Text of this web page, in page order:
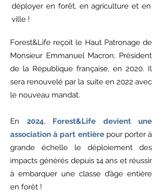
déployer en forêt, en agriculture et en
ville ! ​
Forest&Life reçoit le Haut Patronage de
Monsieur Emmanuel Macron, Président
de la République française, en 2020. Il
sera renouvelé par la suite en 2022 avec
le nouveau mandat.
En 2024, Forest&Life devient une
association à part entièrepour porter à
grande échelle le déploiement des
impacts générés depuis 14 ans et réussir
à embarquer une classe d’âge entière
en forêt !